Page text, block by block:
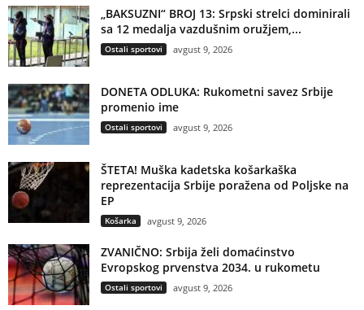
„BAKSUZNI“ BROJ 13: Srpski strelci dominirali
sa 12 medalja vazdušnim oružjem,...
Ostali sportovi avgust 9, 2026
DONETA ODLUKA: Rukometni savez Srbije
promenio ime
Ostali sportovi avgust 9, 2026
ŠTETA! Muška kadetska košarkaška
reprezentacija Srbije poražena od Poljske na
EP
Košarka avgust 9, 2026
ZVANIČNO: Srbija želi domaćinstvo
Evropskog prvenstva 2034. u rukometu
Ostali sportovi avgust 9, 2026